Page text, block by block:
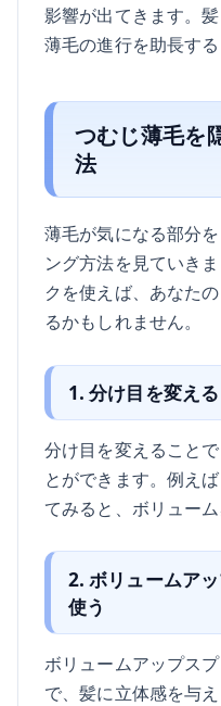
影響が出てきます。
薄毛の進行を助長する
つむじ薄毛を
法
薄毛が気になる部分
ング方法を見ていき
クを使えば、あなた
るかもしれません。
1. 分け目を変える
分け目を変えること
とができます。例え
てみると、ボリューム
2. ボリュームア
使う
ボリュームアップス
で、髪に立体感を与